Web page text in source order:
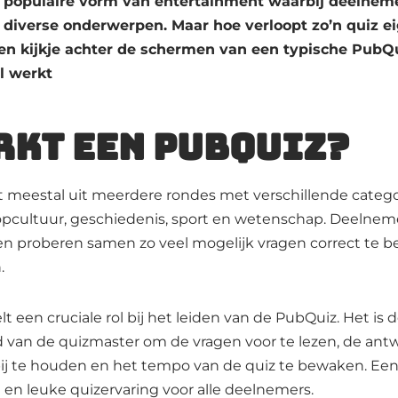
onderwerpen. Maar hoe verloopt zo’n quiz
kijkje achter de schermen van een typische
werkt
een PubQuiz?
meestal uit meerdere rondes met verschillende
geschiedenis, sport en wetenschap.
proberen samen zo veel mogelijk vragen correct te
een cruciale rol bij het leiden van de PubQuiz. Het is
de quizmaster om de vragen voor te lezen, de
te houden en het tempo van de quiz te bewaken.
leuke quizervaring voor alle deelnemers.